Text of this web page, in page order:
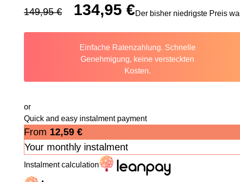
149,95€
Ursprünglicher Preis war: 149,95 €
134,95 €Der bisher niedrigste Preis
Einfache Ratenzahlung. Schnelle
Genehmigung, keine versteckten
Kosten.
or
Quick and easy instalment payment
From 12,59 €
Your monthly instalment
Instalment calculation